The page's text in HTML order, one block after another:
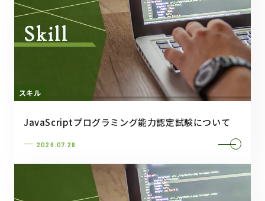
スキル
JavaScriptプログラミング能力認定試験について
2026.07.28